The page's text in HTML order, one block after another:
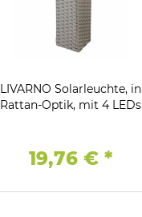
LIVARNO Solarleuchte, in
Rattan-Optik, mit 4 LEDs
19,76 € *